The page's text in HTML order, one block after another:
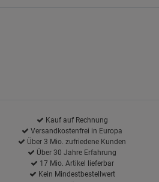
Kauf auf Rechnung
Versandkostenfrei in Europa
Über 3 Mio. zufriedene Kunden
Über 30 Jahre Erfahrung
17 Mio. Artikel lieferbar
Kein Mindestbestellwert